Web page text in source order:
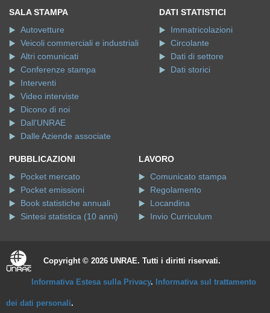
SALA STAMPA
Autovetture
Veicoli commerciali e industriali
Altri comunicati
Conferenze stampa
Interventi
Video interviste
Dicono di noi
Dall'UNRAE
Dalle Aziende associate
DATI STATISTICI
Immatricolazioni
Circolante
Dati di settore
Dati storici
PUBBLICAZIONI
Pocket mercato
Pocket emissioni
Book statistiche annuali
Sintesi statistica (10 anni)
LAVORO
Comunicato stampa
Regolamento
Locandina
Invio Curriculum
Copyright © 2026 UNRAE. Tutti i diritti riservati.
Informativa Estesa sulla Privacy. Informativa sul trattamento
dei dati personali.